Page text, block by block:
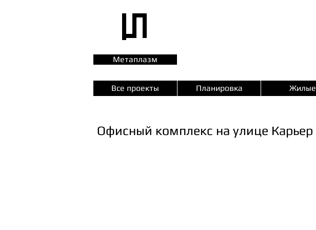
Метаплазм
Все проекты Планировка Жилые
Офисный комплекс на улице Карьер